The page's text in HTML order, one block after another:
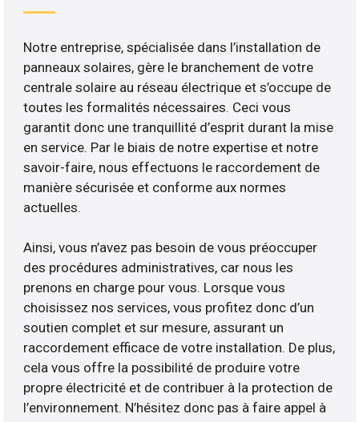
Notre entreprise, spécialisée dans l’installation de
panneaux solaires, gère le branchement de votre
centrale solaire au réseau électrique et s’occupe de
toutes les formalités nécessaires. Ceci vous
garantit donc une tranquillité d’esprit durant la mise
en service. Par le biais de notre expertise et notre
savoir-faire, nous effectuons le raccordement de
manière sécurisée et conforme aux normes
actuelles.
Ainsi, vous n’avez pas besoin de vous préoccuper
des procédures administratives, car nous les
prenons en charge pour vous. Lorsque vous
choisissez nos services, vous profitez donc d’un
soutien complet et sur mesure, assurant un
raccordement efficace de votre installation. De plus,
cela vous offre la possibilité de produire votre
propre électricité et de contribuer à la protection de
l’environnement. N’hésitez donc pas à faire appel à